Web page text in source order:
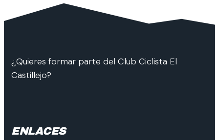
¿Quieres formar parte del Club Ciclista El
Castillejo?
ENLACES